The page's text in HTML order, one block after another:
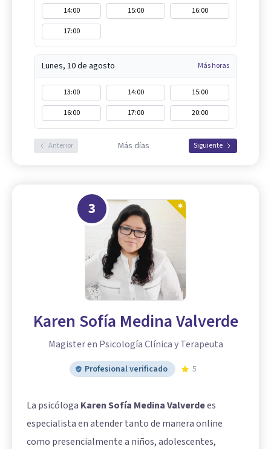
14:00 15:00
16:00
17:00
Lunes, 10 de agosto Más horas
13:00 14:00
15:00
16:00
17:00 20:00
Anterior Más días Siguiente
3
Karen Sofía Medina Valverde
Magister en Psicología Clínica y Terapeuta
Profesional verificado 5
La psicóloga Karen Sofía Medina Valverdees
especialista en atender tanto de manera online
como presencialmente a niños, adolescentes,